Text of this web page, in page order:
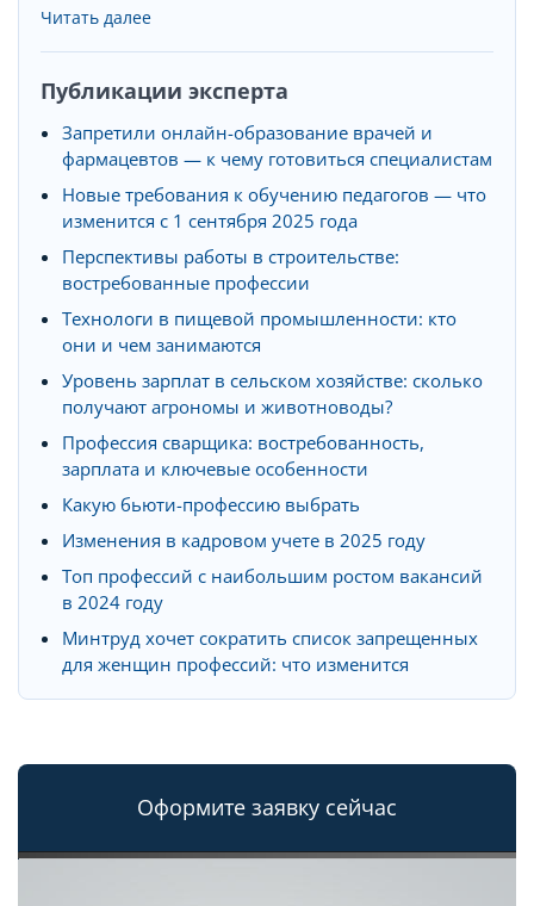
Читать далее
Публикации эксперта
Запретили онлайн-образование врачей и
фармацевтов — к чему готовиться специалистам
Новые требования к обучению педагогов — что
изменится с 1 сентября 2025 года
Перспективы работы в строительстве:
востребованные профессии
Технологи в пищевой промышленности: кто
они и чем занимаются
Уровень зарплат в сельском хозяйстве: сколько
получают агрономы и животноводы?
Профессия сварщика: востребованность,
зарплата и ключевые особенности
Какую бьюти-профессию выбрать
Изменения в кадровом учете в 2025 году
Топ профессий с наибольшим ростом вакансий
в 2024 году
Минтруд хочет сократить список запрещенных
для женщин профессий: что изменится
Оформите заявку сейчас